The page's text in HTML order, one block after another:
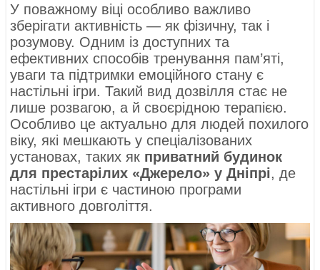
У поважному віці особливо важливо
зберігати активність — як фізичну, так і
розумову. Одним із доступних та
ефективних способів тренування пам’яті,
уваги та підтримки емоційного стану є
настільні ігри. Такий вид дозвілля стає не
лише розвагою, а й своєрідною терапією.
Особливо це актуально для людей похилого
віку, які мешкають у спеціалізованих
установах, таких як приватний будинок
для престарілих «Джерело» у Дніпрі, де
настільні ігри є частиною програми
активного довголіття.